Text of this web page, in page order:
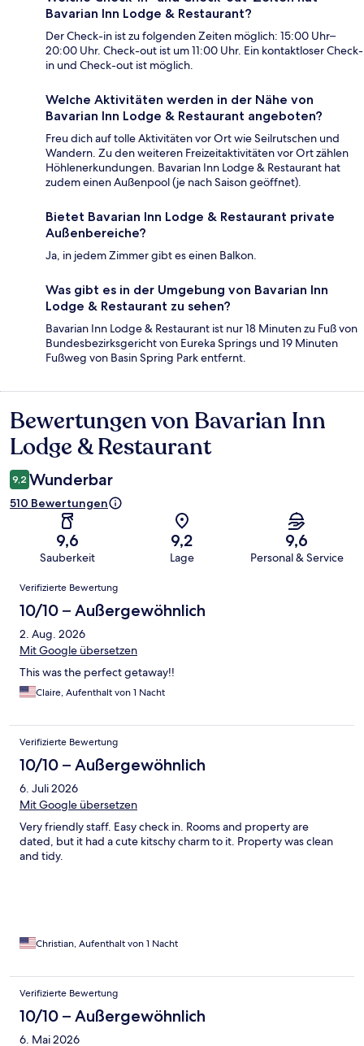
Bavarian Inn Lodge & Restaurant?
Der Check-in ist zu folgenden Zeiten möglich: 15:00 Uhr–
20:00 Uhr. Check-out ist um 11:00 Uhr. Ein kontaktloser Check-
in und Check-out ist möglich.
Welche Aktivitäten werden in der Nähe von
Bavarian Inn Lodge & Restaurant angeboten?
Freu dich auf tolle Aktivitäten vor Ort wie Seilrutschen und
Wandern. Zu den weiteren Freizeitaktivitäten vor Ort zählen
Höhlenerkundungen. Bavarian Inn Lodge & Restaurant hat
zudem einen Außenpool (je nach Saison geöffnet).
Bietet Bavarian Inn Lodge & Restaurant private
Außenbereiche?
Ja, in jedem Zimmer gibt es einen Balkon.
Was gibt es in der Umgebung von Bavarian Inn
Lodge & Restaurant zu sehen?
Bavarian Inn Lodge & Restaurant ist nur 18 Minuten zu Fuß von
Bundesbezirksgericht von Eureka Springs und 19 Minuten
Fußweg von Basin Spring Park entfernt.
Bewertungen
Bewertungen von Bavarian Inn
Lodge & Restaurant
9,2 Wunderbar
510 Bewertungen
9,6
Sauberkeit
9,2
Lage
9,6
Personal & Service
Bewertungen
Verifizierte Bewertung
10/10 – Außergewöhnlich
2. Aug. 2026
Mit Google übersetzen
This was the perfect getaway!!
Claire, Aufenthalt von 1 Nacht
Verifizierte Bewertung
10/10 – Außergewöhnlich
6. Juli 2026
Mit Google übersetzen
Very friendly staff. Easy check in. Rooms and property are
dated, but it had a cute kitschy charm to it. Property was clean
and tidy.
Christian, Aufenthalt von 1 Nacht
Verifizierte Bewertung
10/10 – Außergewöhnlich
6. Mai 2026